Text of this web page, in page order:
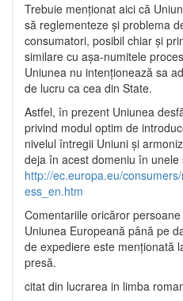
Trebuie menţionat aici că
să reglementeze şi problema
consumatori, posibil chiar şi
similare cu aşa-numitele
Uniunea nu intenţionează sa
de lucru ca cea din State.
Astfel, în prezent Uniunea
privind modul optim de
nivelul întregii Uniuni şi
deja în acest domeniu în unele
http://ec.europa.eu/
ess_en.htm
Comentariile oricăror
Uniunea Europeană până pe
de expediere este menţionată
presă.
citat din lucrarea in limba